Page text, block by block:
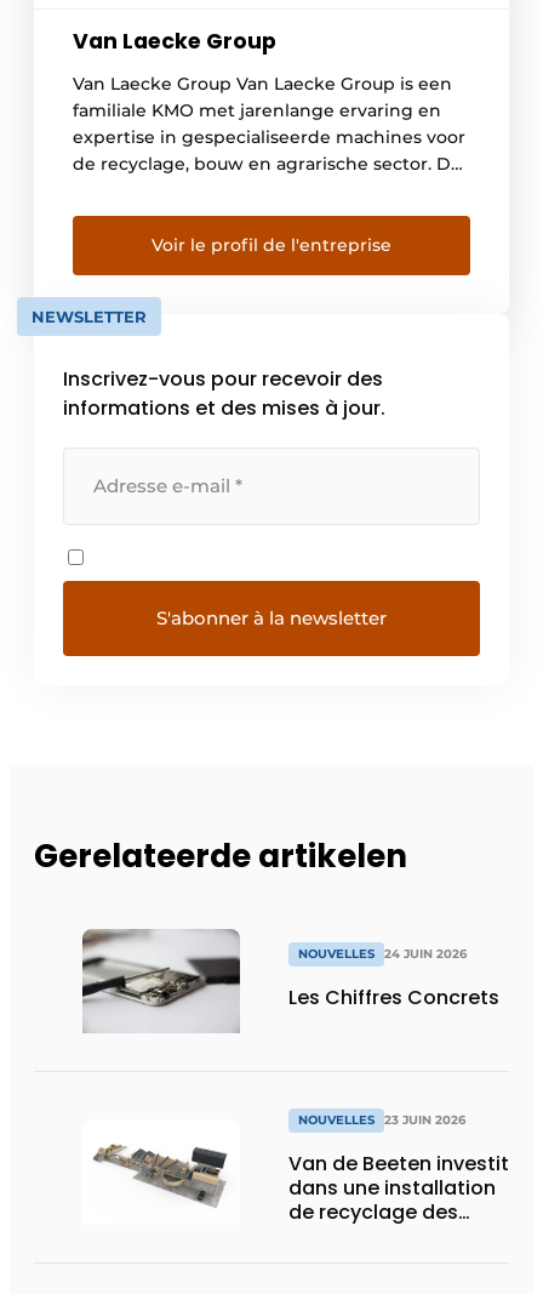
Van Laecke Group
Van Laecke Group Van Laecke Group is een
familiale KMO met jarenlange ervaring en
expertise in gespecialiseerde machines voor
de recyclage, bouw en agrarische sector. De
landbouwmechanisatiebedrijf en is
ondertussen uitgegroeid tot een referentie
in de Benelux recyclingindustrie. De groep
overkoepelt drie bedrijven die aan de
klanten in hun […]
Voir le profil de l'entreprise
NEWSLETTER
Inscrivez-vous pour recevoir des
informations et des mises à jour.
Gerelateerde artikelen
NOUVELLES 24 JUIN 2026
Les Chiffres Concrets
NOUVELLES 23 JUIN 2026
Van de Beeten investit
dans une installation
de recyclage des